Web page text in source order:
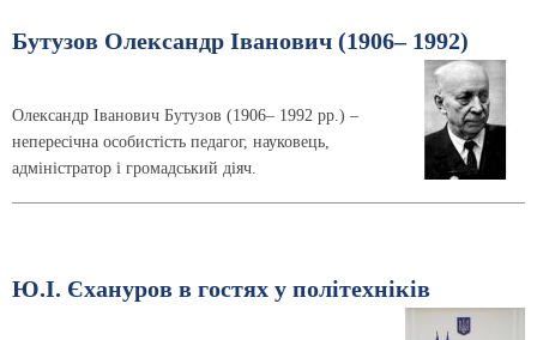
Бутузов Олександр Іванович (1906– 1992)
Олександр Іванович Бутузов (1906– 1992 рр.) –
непересічна особистість педагог, науковець,
адміністратор і громадський діяч.
Ю.І. Єхануров в гостях у політехніків